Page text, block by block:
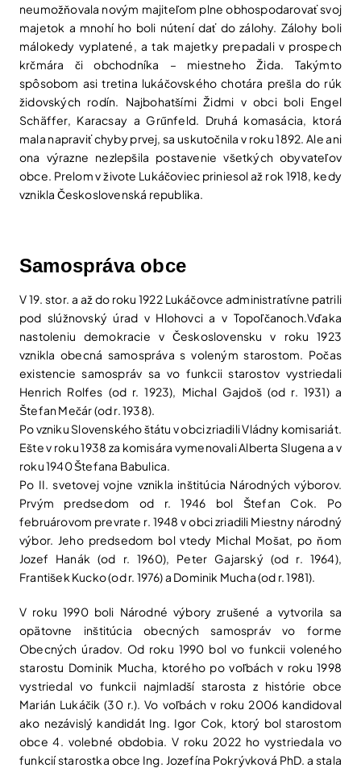
neumožňovala novým majiteľom plne obhospodarovať svoj
majetok a mnohí ho boli nútení dať do zálohy. Zálohy boli
málokedy vyplatené, a tak majetky prepadali v prospech
krčmára či obchodníka – miestneho Žida. Takýmto
spôsobom asi tretina lukáčovského chotára prešla do rúk
židovských rodín. Najbohatšími Židmi v obci boli Engel
Schäffer, Karacsay a Grűnfeld. Druhá komasácia, ktorá
mala napraviť chyby prvej, sa uskutočnila v roku 1892. Ale ani
ona výrazne nezlepšila postavenie všetkých obyvateľov
obce. Prelom v živote Lukáčoviec priniesol až rok 1918, kedy
vznikla Československá republika.
Samospráva obce
V 19. stor. a až do roku 1922 Lukáčovce administratívne patrili
pod slúžnovský úrad v Hlohovci a v Topoľčanoch.Vďaka
nastoleniu demokracie v Československu v roku 1923
vznikla obecná samospráva s voleným starostom. Počas
existencie samospráv sa vo funkcii starostov vystriedali
Henrich Rolfes (od r. 1923), Michal Gajdoš (od r. 1931) a
Štefan Mečár (od r. 1938).
Po vzniku Slovenského štátu v obci zriadili Vládny komisariát.
Ešte v roku 1938 za komisára vymenovali Alberta Slugena a v
roku 1940 Štefana Babulica.
Po II. svetovej vojne vznikla inštitúcia Národných výborov.
Prvým predsedom od r. 1946 bol Štefan Cok. Po
februárovom prevrate r. 1948 v obci zriadili Miestny národný
výbor. Jeho predsedom bol vtedy Michal Mošat, po ňom
Jozef Hanák (od r. 1960), Peter Gajarský (od r. 1964),
František Kucko (od r. 1976) a Dominik Mucha (od r. 1981).
V roku 1990 boli Národné výbory zrušené a vytvorila sa
opätovne inštitúcia obecných samospráv vo forme
Obecných úradov. Od roku 1990 bol vo funkcii voleného
starostu Dominik Mucha, ktorého po voľbách v roku 1998
vystriedal vo funkcii najmladší starosta z histórie obce
Marián Lukáčik (30 r.). Vo voľbách v roku 2006 kandidoval
ako nezávislý kandidát Ing. Igor Cok, ktorý bol starostom
obce 4. volebné obdobia. V roku 2022 ho vystriedala vo
funkcií starostka obce Ing. Jozefína Pokrývková PhD. a stala